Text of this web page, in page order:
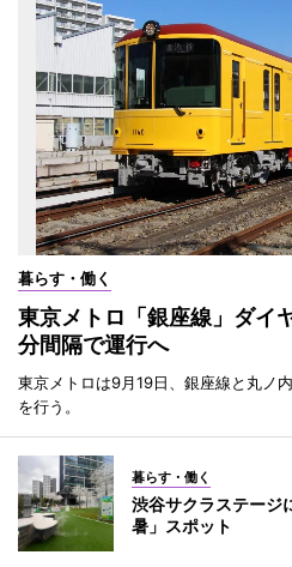
暮らす・働く
東京メトロ「銀座線」ダ
分間隔で運行へ
東京メトロは9月19日、銀座線と丸ノ
を行う。
暮らす・働く
渋谷サクラステージ
暑」スポット